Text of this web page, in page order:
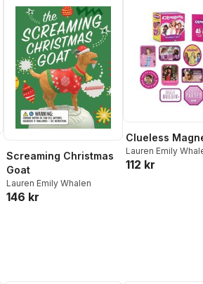
Screaming Christmas
Goat
Lauren Emily Whalen
146 kr
Clueless
Lauren Emily
112 kr